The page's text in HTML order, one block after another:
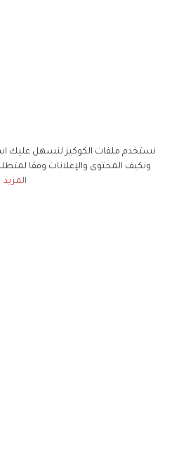
نستخدم ملفات الكوكيز لنسهل عليك
ونكيف المحتوى والإعلانات وفقا
المزيد